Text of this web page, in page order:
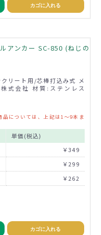
カゴに入れる
アンカー SC-850 (ねじの
リート用/芯棒打込み式 メ
式会社 材質:ステンレス
については、上記は1～9本ま
単価(税込)
￥349
￥299
￥262
カゴに入れる